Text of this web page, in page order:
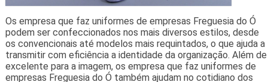
Os empresa que faz uniformes de empresas Freguesia do Ó
podem ser confeccionados nos mais diversos estilos, desde
os convencionais até modelos mais requintados, o que ajuda a
transmitir com eficiência a identidade da organização. Além de
excelente para a imagem, os empresa que faz uniformes de
empresas Freguesia do Ó também ajudam no cotidiano dos